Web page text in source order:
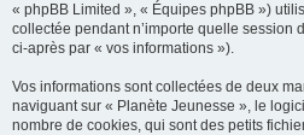
« phpBB Limited », « Équipes phpBB »)
collectée pendant n’importe quelle session
ci-après par « vos informations »).
Vos informations sont collectées de deux
naviguant sur « Planète Jeunesse », le
nombre de cookies, qui sont des petits